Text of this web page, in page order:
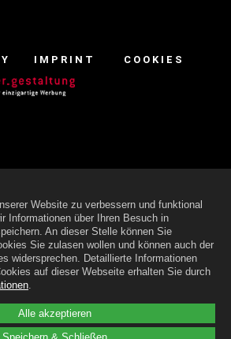
Alle akzeptieren
Website zu verbessern und funktional
Informationen über Ihren Besuch in
An dieser Stelle können Sie
Sie zulasen wollen und können auch der
widersprechen. Detaillierte Informationen
auf dieser Webseite erhalten Sie durch
IMPRINT COOKIES